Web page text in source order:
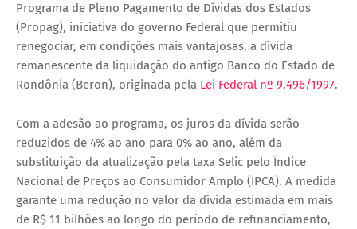
Programa de Pleno Pagamento de Dívidas dos Estados
(Propag), iniciativa do governo Federal que permitiu
renegociar, em condições mais vantajosas, a dívida
remanescente da liquidação do antigo Banco do Estado de
Rondônia (Beron), originada pela Lei Federal nº 9.496/1997.
Com a adesão ao programa, os juros da dívida serão
reduzidos de 4% ao ano para 0% ao ano, além da
substituição da atualização pela taxa Selic pelo Índice
Nacional de Preços ao Consumidor Amplo (IPCA). A medida
garante uma redução no valor da dívida estimada em mais
de R$ 11 bilhões ao longo do período de refinanciamento,